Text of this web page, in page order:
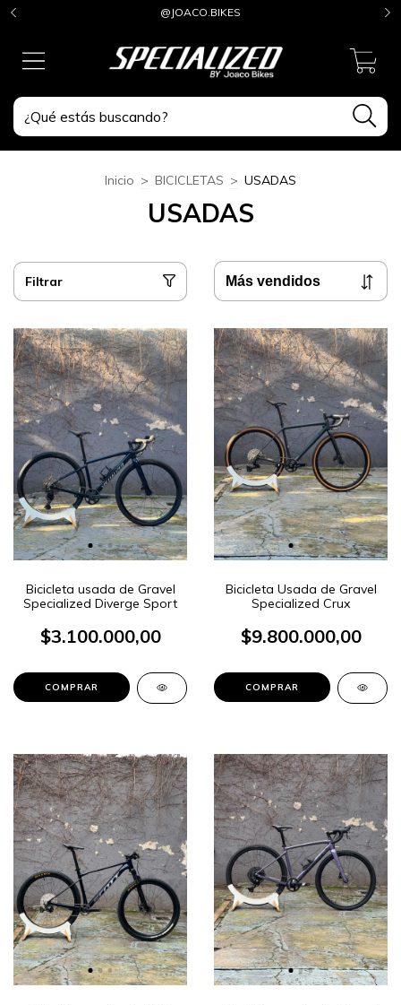
@JOACO.BIKES
Inicio > BICICLETAS > USADAS
USADAS
Filtrar
Bicicleta usada de Gravel
Specialized Diverge Sport
$3.100.000,00
Bicicleta Usada de Gravel
Specialized Crux
$9.800.000,00